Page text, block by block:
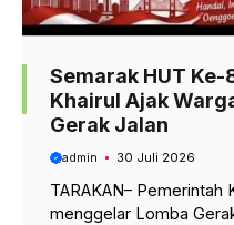
Semarak HUT Ke-
Khairul Ajak
Gerak Jalan
admin 30 Juli 2026
TARAKAN– Pemerintah
menggelar Lomba